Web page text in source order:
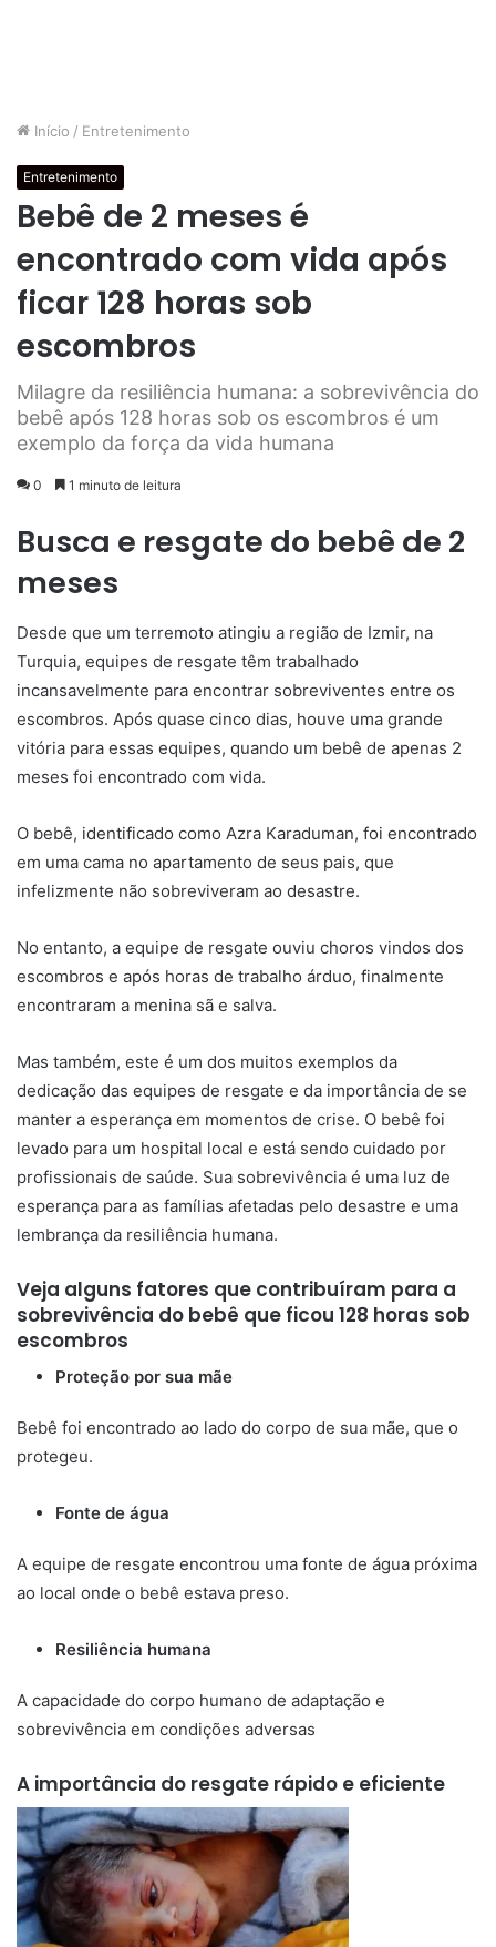
Início / Entretenimento
Entretenimento
Bebê de 2 meses é
encontrado com vida após
ficar 128 horas sob
escombros
Milagre da resiliência humana: a sobrevivência do
bebê após 128 horas sob os escombros é um
exemplo da força da vida humana
0 1 minuto de leitura
Busca e resgate do bebê de 2
meses
Desde que um terremoto atingiu a região de Izmir, na
Turquia, equipes de resgate têm trabalhado
incansavelmente para encontrar sobreviventes entre os
escombros. Após quase cinco dias, houve uma grande
vitória para essas equipes, quando um bebê de apenas 2
meses foi encontrado com vida.
O bebê, identificado como Azra Karaduman, foi encontrado
em uma cama no apartamento de seus pais, que
infelizmente não sobreviveram ao desastre.
No entanto, a equipe de resgate ouviu choros vindos dos
escombros e após horas de trabalho árduo, finalmente
encontraram a menina sã e salva.
Mas também, este é um dos muitos exemplos da
dedicação das equipes de resgate e da importância de se
manter a esperança em momentos de crise. O bebê foi
levado para um hospital local e está sendo cuidado por
profissionais de saúde. Sua sobrevivência é uma luz de
esperança para as famílias afetadas pelo desastre e uma
lembrança da resiliência humana.
Veja alguns fatores que contribuíram para a
sobrevivência do bebê que ficou 128 horas sob
escombros
Proteção por sua mãe
Bebê foi encontrado ao lado do corpo de sua mãe, que o
protegeu.
Fonte de água
A equipe de resgate encontrou uma fonte de água próxima
ao local onde o bebê estava preso.
Resiliência humana
A capacidade do corpo humano de adaptação e
sobrevivência em condições adversas
A importância do resgate rápido e eficiente